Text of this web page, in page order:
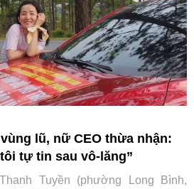
lũ, nữ CEO thừa nhận:
tự tin sau vô-lăng”
Tuyền (phường Long Bình,